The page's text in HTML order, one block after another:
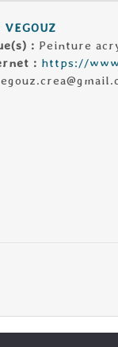
VEGOUZ
: Peinture
: https://